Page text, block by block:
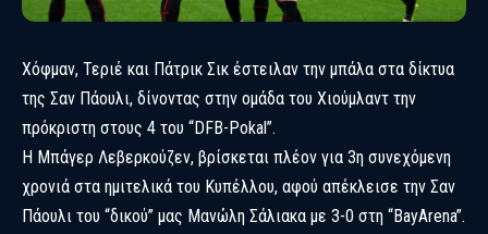
Χόφμαν, Τεριέ και Πάτρικ Σικ έστειλαν την μπάλα στα δίκτυα
της Σαν Πάουλι, δίνοντας στην ομάδα του Χιούμλαντ την
πρόκριστη στους 4 του “DFB-Pokal”.
Η Μπάγερ Λεβερκούζεν, βρίσκεται πλέον για 3η συνεχόμενη
χρονιά στα ημιτελικά του Κυπέλλου, αφού απέκλεισε την Σαν
Πάουλι του “δικού” μας Μανώλη Σάλιακα με 3-0 στη “BayArena”.